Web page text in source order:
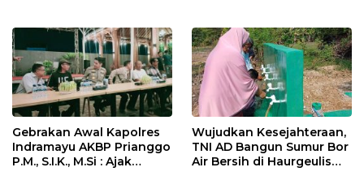
Gebrakan Awal Kapolres
Indramayu AKBP Prianggo
P.M., S.I.K., M.Si : Ajak
Wujudkan Kesejahteraan,
TNI AD Bangun Sumur Bor
Air Bersih di Haurgeulis